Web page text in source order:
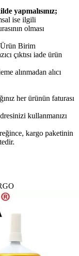
yapmalısınız;
ise ilgili
olması
Birim
çıktısı iade ürün
alınmadan alıcı
her ürünün faturası
kullanmanızı
kargo paketinin